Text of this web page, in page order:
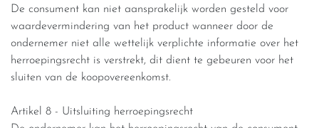
De consument kan niet aansprakelijk worden gesteld voor
waardevermindering van het product wanneer door de
ondernemer niet alle wettelijk verplichte informatie over het
herroepingsrecht is verstrekt, dit dient te gebeuren voor het
sluiten van de koopovereenkomst.
Artikel 8 - Uitsluiting herroepingsrecht